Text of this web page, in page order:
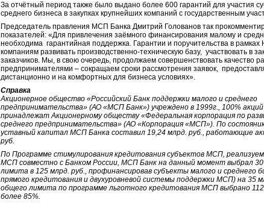
За отчётный период также было выдано более 600 гарантий для участия
среднего бизнеса в закупках крупнейших компаний с государственным
Председатель правления МСП Банка Дмитрий Голованов так
показателей: «Для привлечения заёмного финансирования малому и
необходима гарантийная поддержка. Гарантии и поручительства в
компаниям развивать производственно-техническую базу, участвовать в
заказчиков. Мы, в свою очередь, продолжаем совершенствовать качество
предпринимателями – сокращаем сроки рассмотрения заявок,
дистанционно и на комфортных для бизнеса условиях».
Справка
Акционерное общество «Российский Банк поддержки малого и среднего
предпринимательства» (АО «МСП Банк») учреждено в 1999г., 100%
принадлежат Акционерному обществу «Федеральная корпорация по
среднего предпринимательства» (АО «Корпорация «МСП»). По
уставный капитал МСП Банка составил 19,24 млрд. руб., работающие
руб.
По Программе стимулирования кредитования субъектов МСП,
МСП совместно с Банком России, МСП Банк на данный момент выбрал
лимита в 125 млрд. руб., профинансировав субъекты малого и среднего
прямого кредитования и двухуровневой системы поддержки МСП) на 35
общего лимита по программе льготного кредитования МСП выбрано
более 85%.